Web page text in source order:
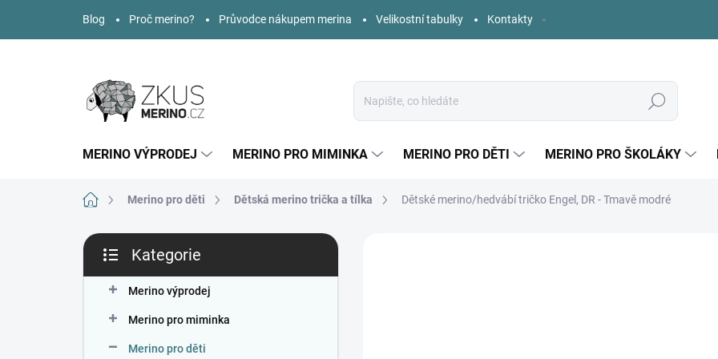
obsah
Blog Proč merino? Průvodce nákupem merina Velikostní tabulky Kontakty
Hledat
MERINO VÝPRODEJ MERINO PRO MIMINKA MERINO PRO DĚTI MERINO PRO ŠKOLÁKY
Domů Merino pro děti Dětská merino trička a tílka Dětské merino/hedvábí tričko Engel, DR - Tmavě modré
P
s
kategorie
Kategorie
Merino výprodej
Merino pro miminka
Merino pro děti